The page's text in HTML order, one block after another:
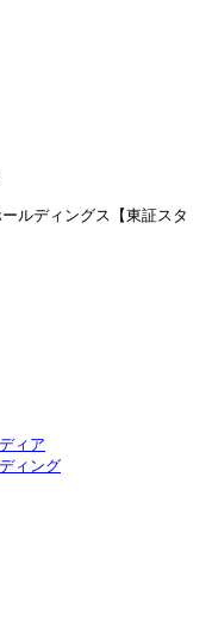
ルディングス【東証スタ
ィア
ィング